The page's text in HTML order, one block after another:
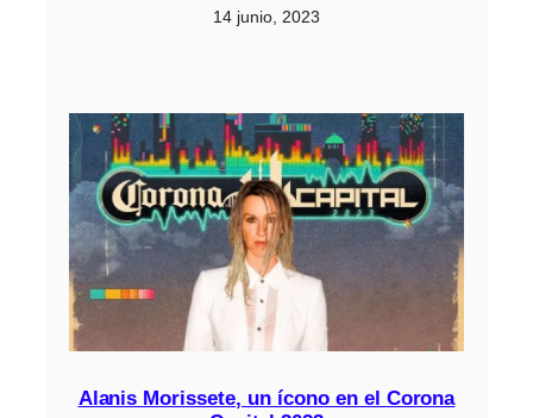
14 junio, 2023
Alanis Morissete, un ícono en el Corona